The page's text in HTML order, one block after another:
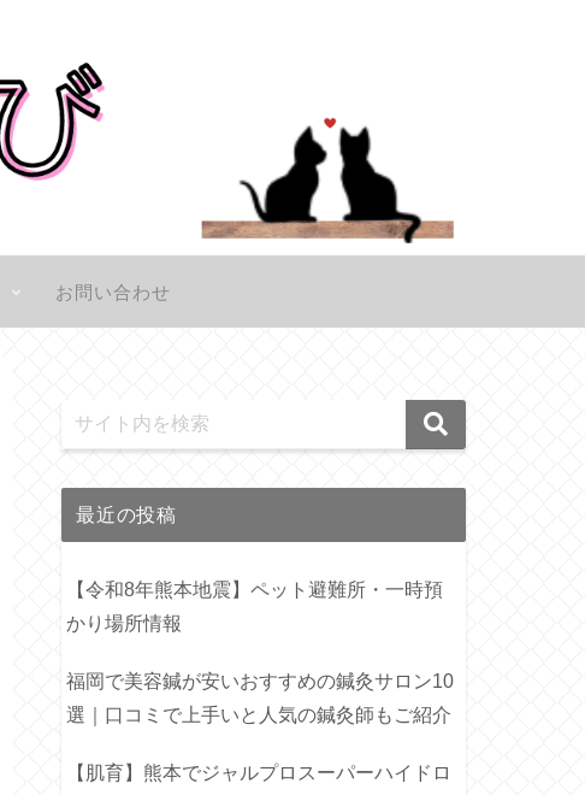
お問い合わせ
最近の投稿
【令和8年熊本地震】ペット避難所・一時預
かり場所情報
福岡で美容鍼が安いおすすめの鍼灸サロン10
選｜口コミで上手いと人気の鍼灸師もご紹介
【肌育】熊本でジャルプロスーパーハイドロ